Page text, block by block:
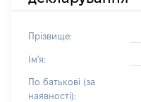
Прізвище:
Ім'я:
По батькові (за
наявності):